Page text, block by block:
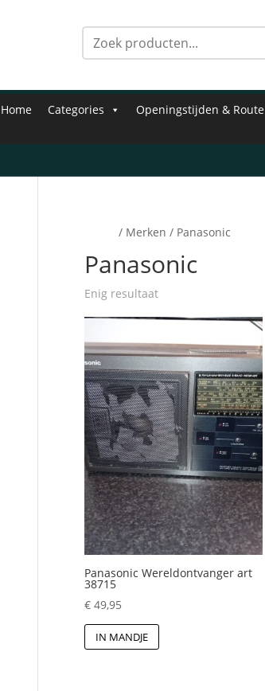
Home Categories Openingstijden & Route
/ Merken / Panasonic
Panasonic
Enig resultaat
Panasonic Wereldontvanger art
38715
€49,95
IN MANDJE